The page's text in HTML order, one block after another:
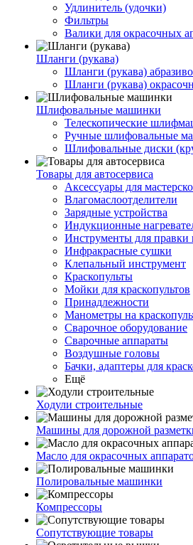
Удлинитель (удочки)
Фильтры
Валики для окрасочных
Шланги (рукава)
Шланги (рукава)
Шланги (рукава)
Шлифовальные машинки
Телескопические
Ручные шлифовальные
Шлифовальные диски
Товары для автосервиса
Аксессуары для
Влагомаслоотделители
Зарядные устройства
Индукционные
Инструменты для правки
Инфракрасные сушки
Клепальный инструмент
Краскопульты
Мойки для краскопультов
Принадлежности
Манометры на
Сварочное оборудование
Сварочные аппараты
Воздушные головы
Бачки, адаптеры для
Ещё
Ходули строительные
Машины для дорожной
Масло для окрасочных
Полировальные машинки
Компрессоры
Сопутствующие товары